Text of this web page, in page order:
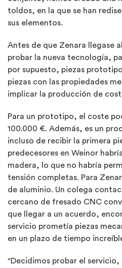
toldos, en la que se han
sus elementos.
Antes de que Zenara llegase
probar la nueva tecnología,
por supuesto, piezas
piezas con las propiedades
implicar la producción de
Para un prototipo, el coste
100.000 €. Además, es un
incluso de recibir la primera
predecesores en Weinor
madera, lo que no habría
tensión completas. Para
de aluminio. Un colega
cercano de fresado CNC
que llegar a un acuerdo,
servicio prometía piezas
en un plazo de tiempo
"Decidimos probar el